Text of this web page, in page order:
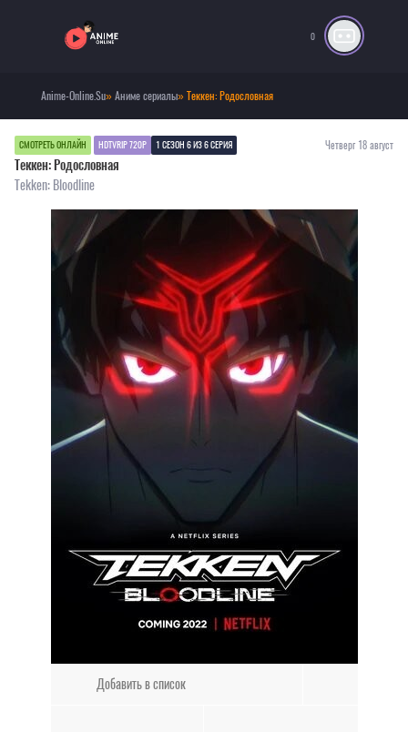
0
Anime-Online.Su»Аниме сериалы» Теккен: Родословная
СМОТРЕТЬ ОНЛАЙН HDTVRIP 720P 1 СЕЗОН 6 ИЗ 6 СЕРИЯ Четверг 18 август
Теккен: Родословная
Tekken: Bloodline
Добавить в список